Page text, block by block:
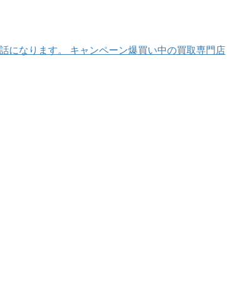
になります。 キャンペーン爆買い中の買取専門店